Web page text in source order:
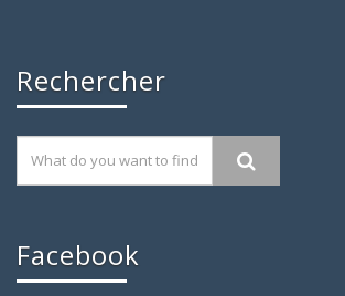
Rechercher
Facebook